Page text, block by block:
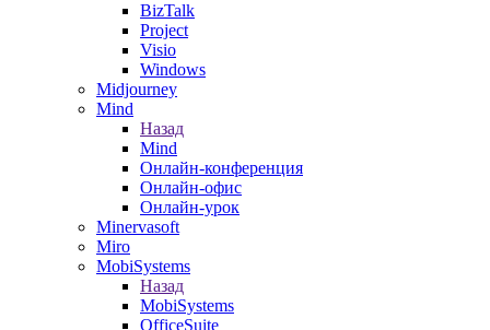
BizTalk
Project
Visio
Windows
Midjourney
Mind
Назад
Mind
Онлайн-конференция
Онлайн-офис
Онлайн-урок
Minervasoft
Miro
MobiSystems
Назад
MobiSystems
OfficeSuite